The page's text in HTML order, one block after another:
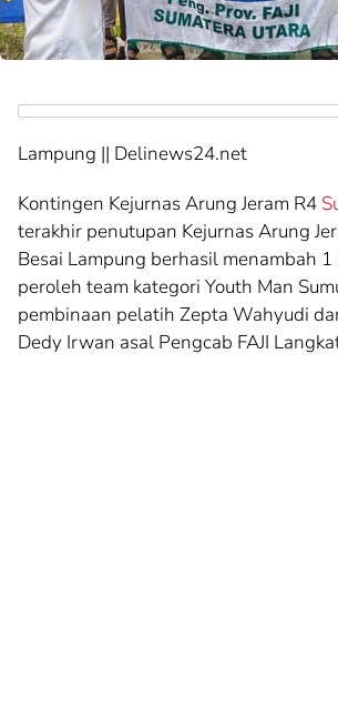
Lampung || Delinews24.net
Kontingen Kejurnas Arung Jeram R4
terakhir penutupan Kejurnas Arung
Besai Lampung berhasil menambah
peroleh team kategori Youth Man
pembinaan pelatih Zepta Wahyudi
Dedy Irwan asal Pengcab FAJI